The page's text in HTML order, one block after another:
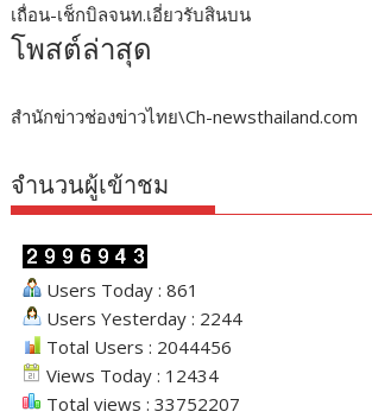
เถื่อน-เช็กบิลจนท.เอี่ยวรับสินบน
โพสต์ล่าสุด
สำนักข่าวช่องข่าวไทย\Ch-newsthailand.com
จำนวนผู้เข้าชม
Users Today : 861
Users Yesterday : 2244
Total Users : 2044456
Views Today : 12434
Total views : 33752207